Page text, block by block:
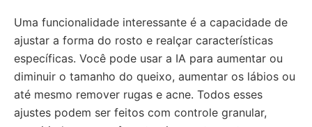
Uma funcionalidade interessante é a capacidade de
ajustar a forma do rosto e realçar características
específicas. Você pode usar a IA para aumentar ou
diminuir o tamanho do queixo, aumentar os lábios ou
até mesmo remover rugas e acne. Todos esses
ajustes podem ser feitos com controle granular,